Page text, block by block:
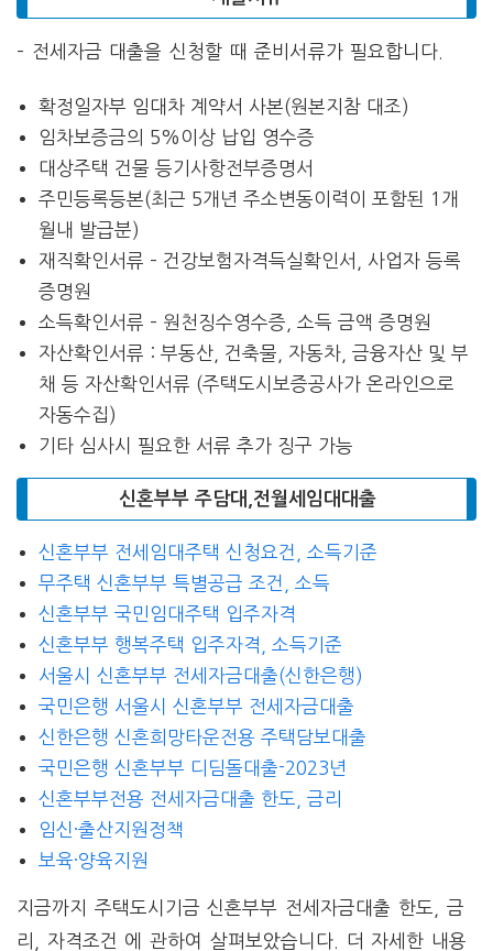
– 전세자금 대출을 신청할 때 준비서류가 필요합니다.
확정일자부 임대차 계약서 사본(원본지참 대조)
임차보증금의 5%이상 납입 영수증
대상주택 건물 등기사항전부증명서
주민등록등본(최근 5개년 주소변동이력이 포함된 1개
월내 발급분)
재직확인서류 – 건강보험자격득실확인서, 사업자 등록
증명원
소득확인서류 – 원천징수영수증, 소득 금액 증명원
자산확인서류 : 부동산, 건축물, 자동차, 금융자산 및 부
채 등 자산확인서류 (주택도시보증공사가 온라인으로
자동수집)
기타 심사시 필요한 서류 추가 징구 가능
신혼부부 주담대,전월세임대대출
신혼부부 전세임대주택 신청요건, 소득기준
무주택 신혼부부 특별공급 조건, 소득
신혼부부 국민임대주택 입주자격
신혼부부 행복주택 입주자격, 소득기준
서울시 신혼부부 전세자금대출(신한은행)
국민은행 서울시 신혼부부 전세자금대출
신한은행 신혼희망타운전용 주택담보대출
국민은행 신혼부부 디딤돌대출-2023년
신혼부부전용 전세자금대출 한도, 금리
임신·출산지원정책
보육·양육지원
지금까지 주택도시기금 신혼부부 전세자금대출 한도, 금
리, 자격조건 에 관하여 살펴보았습니다. 더 자세한 내용